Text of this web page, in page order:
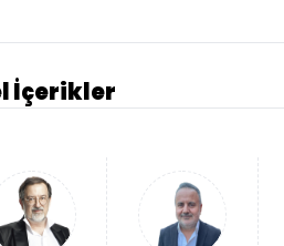
İçerikler